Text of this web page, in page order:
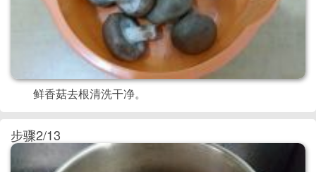
鲜香菇去根清洗干净。
步骤2/13